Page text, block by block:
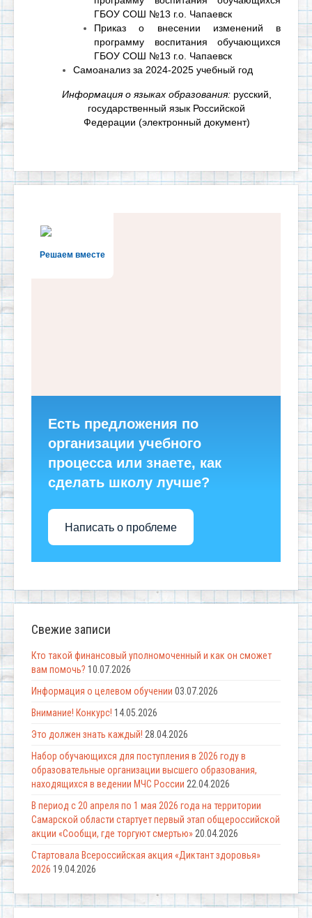
ГБОУ СОШ №13 г.о. Чапаевск
Приказ о внесении изменений в
программу воспитания обучающихся
ГБОУ СОШ №13 г.о. Чапаевск
Самоанализ за 2024-2025 учебный год
Информация о языках образования:русский,
государственный язык Российской
Федерации (электронный документ)
Решаем вместе
Есть предложения по
организации учебного
процесса или знаете, как
сделать школу лучше?
Написать о проблеме
Свежие записи
Кто такой финансовый уполномоченный и как он сможет
вам помочь? 10.07.2026
Информация о целевом обучении 03.07.2026
Внимание! Конкурс! 14.05.2026
Это должен знать каждый! 28.04.2026
Набор обучающихся для поступления в 2026 году в
образовательные организации высшего образования,
находящихся в ведении МЧС России 22.04.2026
В период с 20 апреля по 1 мая 2026 года на территории
Самарской области стартует первый этап общероссийской
акции «Сообщи, где торгуют смертью»20.04.2026
Стартовала Всероссийская акция «Диктант здоровья»
2026 19.04.2026